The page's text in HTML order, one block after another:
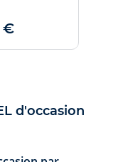
€
d'occasion